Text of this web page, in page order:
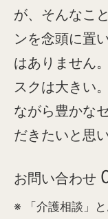
が、そんなこ
ンを念頭に置
はありません
スクは大きい
ながら豊かな
だきたいと思
お問い合わせ
※ 「介護相談」